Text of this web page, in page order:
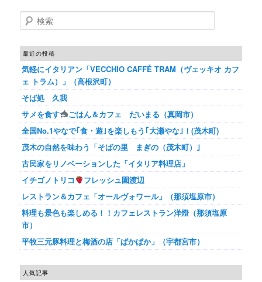
検索
最近の投稿
気軽にイタリアン「VECCHIO CAFFÉ TRAM（ヴェッキオ カフ
ェ トラム）」（高根沢町）
そば処 久我
サメを食す
ごはん＆カフェ だいまる（真岡市）
全国No.1やなで｢食・遊｣を楽しもう｢大瀬やな｣！(茂木町)
茂木の自然を味わう「そばの里 まぎの（茂木町）｣
古民家をリノベーションした「イタリア料理店」
イチゴノトリコ
フレッシュ園渡辺
レストラン＆カフェ「オールヴォワール」（那須塩原市）
料理も景色も楽しめる！！カフェレストラン洋燈（那須塩原
市）
平牧三元豚料理と梅酒の店「ぱかぱか」（宇都宮市）
人気記事